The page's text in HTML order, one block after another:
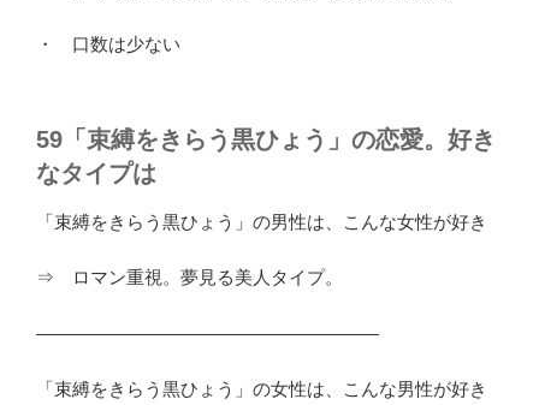
・ 口数は少ない
59「束縛をきらう黒ひょう」の恋愛。好き
なタイプは
「束縛をきらう黒ひょう」の男性は、こんな女性が好き
⇒ ロマン重視。夢見る美人タイプ。
―――――――――――――――――――
「束縛をきらう黒ひょう」の女性は、こんな男性が好き